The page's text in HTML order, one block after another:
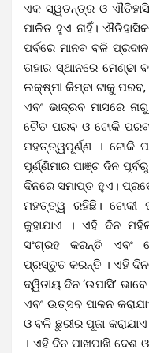
ଏକ ସ୍ୱତନ୍ତ୍ର ଓ
ପାଳିତ ହୁଏ ନାହିଁ।
ପର୍ବରେ ମାନବ ବଳି
ତାହାର ସ୍ଥାନରେ
ଲକ୍ଷ୍ମୀ କିମ୍ବା ଟାକୁ
ଏବଂ ଭାଦ୍ରବ ମାସରେ
ଚୈତ ପରବ ଓ ଟୋକି
ମହତ୍ତ୍ୱପୂର୍ଣ୍ଣ । ଟୋକି
ପୂର୍ଣ୍ଣିମାର ପାଞ୍ଚ ଦିନ
ଦିନରେ ସମାପ୍ତ ହୁଏ।
ମହତ୍ତ୍ୱ ରହିଛି। ଟୋକୀ
କୁହାଯାଏ । ଏହି ଦିନ
ସଂଗ୍ରହ କରନ୍ତି ଏବଂ
ପ୍ରସ୍ତୁତ କରନ୍ତି । ଏହି
ଦ୍ୱିତୀୟ ଦିନ ‘ଉପାସି’
ଏବଂ ଉତ୍ସବ ପାଳନ
ଓ ବଳି ଛୁରୀର ପୂଜା
। ଏହି ଦିନ ପାଖପାଖି ଦେଶ